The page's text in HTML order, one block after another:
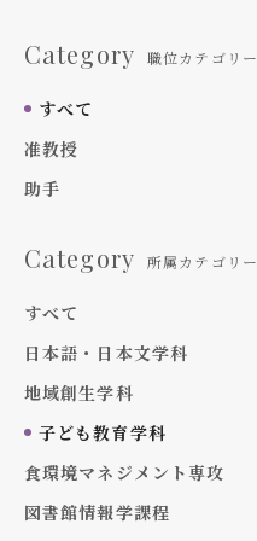
Category 職位カテゴリー
すべて
准教授
助手
Category 所属カテゴリー
すべて
日本語・日本文学科
地域創生学科
子ども教育学科
食環境マネジメント専攻
図書館情報学課程